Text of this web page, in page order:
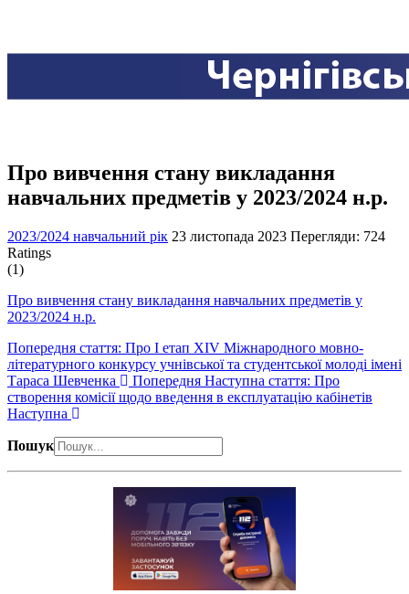
Про вивчення стану викладання
навчальних предметів у 2023/2024 н.р.
2023/2024 навчальний рік 23 листопада 2023 Перегляди: 724
Ratings
(1)
Про вивчення стану викладання навчальних предметів у
2023/2024 н.р.
Попередня стаття: Про І етап ХІV Міжнародного мовно-
літературного конкурсу учнівської та студентської молоді імені
Тараса Шевченка
Попередня Наступна стаття: Про
створення комісії щодо введення в експлуатацію кабінетів
Наступна
Пошук